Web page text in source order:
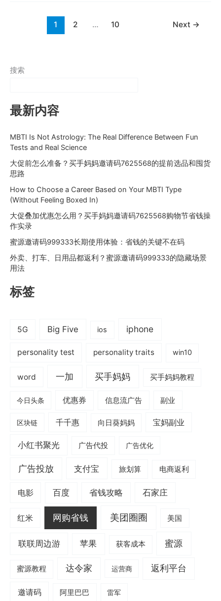
步
源
码
999333
生
活
消
费
省
钱
攻
略
1 2 … 10 Next →
搜索
最新内容
MBTI Is Not Astrology: The Real Difference Between Fun
Tests and Real Science
大促前怎么准备？买手妈妈邀请码7625568的提前选品和囤货
思路
How to Choose a Career Based on Your MBTI Type
(Without Feeling Boxed In)
大促叠加优惠怎么用？买手妈妈邀请码7625568购物节省钱操
作实录
蜜源邀请码999333长期使用体验：省钱的关键不在码
外卖、打车、日用品都返利？蜜源邀请码999333的隐藏场景
用法
标签
5G Big Five ios iphone
personality test personality traits win10
word 一加 买手妈妈 买手妈妈教程
今日头条 优惠券 信息流广告 副业
区块链 千千惠 向日葵妈妈 宝妈副业
小红书聚光 广告代投 广告优化
广告投放 支付宝 旅划算 电商返利
电影 百度 省钱攻略 石家庄
红米 网购省钱 美团圈圈 美国
联联周边游 苹果 获客成本 蜜源
蜜源教程 达令家 运营商 返利平台
邀请码 阿里巴巴 雷军